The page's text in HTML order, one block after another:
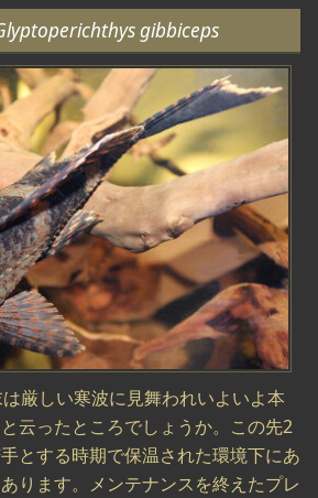
gibbiceps
しい寒波に見舞われいよいよ本
云ったところでしょうか。この先2
とする時期で保温された環境下にあ
ります。メンテナンスを終えたプレ